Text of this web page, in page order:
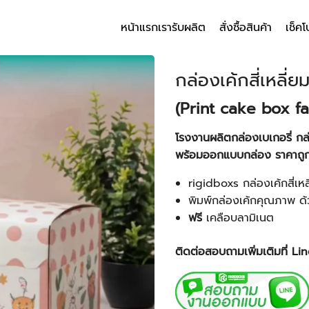
หน้าแรกเรารับผลิต สั่งซื้อสินค้า เช็ค
กล่องเค้กสี่เหลี่ย
(Print cake box
โรงงานผลิตกล่องเบเกอรี่ ก
พร้อมออกแบบกล่อง ราคาถู
rigidboxs กล่องเค้กสี่เห
พิมพ์กล่องเค้กคุณภาพ ด้
ฟรี เคลือบลามิเนต
ติดต่อสอบถามเพิ่มเติมที่